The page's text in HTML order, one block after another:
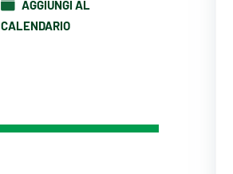
AGGIUNGI AL
CALENDARIO